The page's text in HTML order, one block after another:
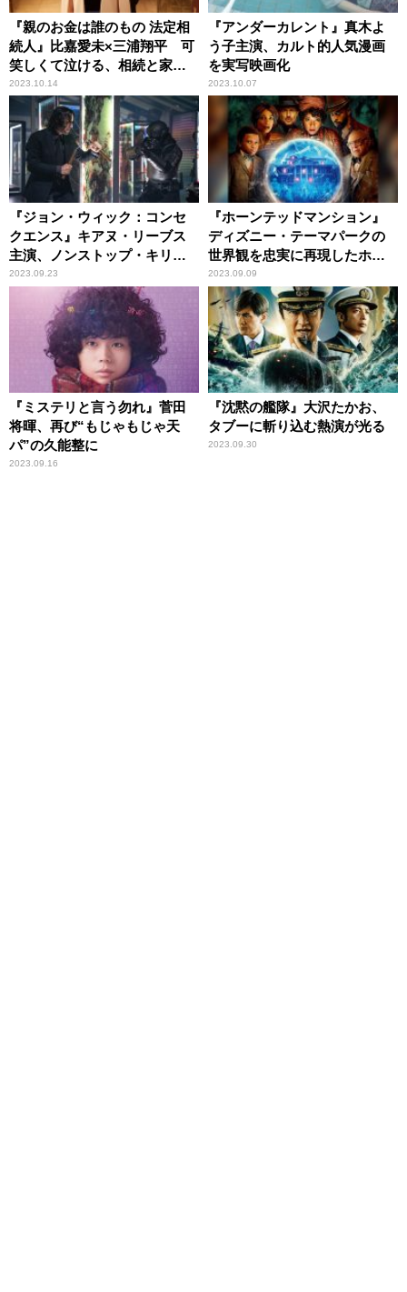
『親のお金は誰のもの 法定相
続人』比嘉愛未×三浦翔平 可
笑しくて泣ける、相続と家族
の物語
2023.10.14
『アンダーカレント』真木よ
う子主演、カルト的人気漫画
を実写映画化
2023.10.07
『ジョン・ウィック：コンセ
クエンス』キアヌ・リーブス
主演、ノンストップ・キリン
グアクション
2023.09.23
『ホーンテッドマンション』
ディズニー・テーマパークの
世界観を忠実に再現したホラ
ー・エンターテインメント
2023.09.09
『ミステリと言う勿れ』菅田
将暉、再び“もじゃもじゃ天
パ”の久能整に
2023.09.16
『沈黙の艦隊』大沢たかお、
タブーに斬り込む熱演が光る
2023.09.30